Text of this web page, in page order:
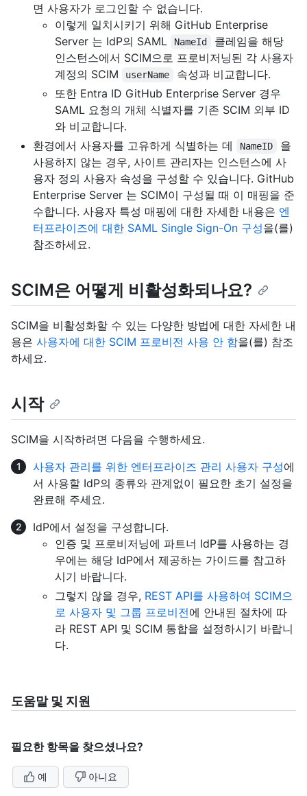
면 사용자가 로그인할 수 없습니다.
이렇게 일치시키기 위해 GitHub Enterprise
Server 는 IdP의 SAML
NameId
클레임을 해당
인스턴스에서 SCIM으로 프로비저닝된 각 사용자
계정의 SCIM
userName
속성과 비교합니다.
또한 Entra ID GitHub Enterprise Server 경우
SAML 요청의 개체 식별자를 기존 SCIM 외부 ID
와 비교합니다.
환경에서 사용자를 고유하게 식별하는 데
NameID
을
사용하지 않는 경우, 사이트 관리자는 인스턴스에 사
용자 정의 사용자 속성을 구성할 수 있습니다. GitHub
Enterprise Server 는 SCIM이 구성될 때 이 매핑을 준
수합니다. 사용자 특성 매핑에 대한 자세한 내용은 엔
터프라이즈에 대한 SAML Single Sign-On 구성을(를)
참조하세요.
SCIM은 어떻게 비활성화되나요?
SCIM을 비활성화할 수 있는 다양한 방법에 대한 자세한 내
용은 사용자에 대한 SCIM 프로비전 사용 안 함을(를) 참조
하세요.
시작
SCIM을 시작하려면 다음을 수행하세요.
사용자 관리를 위한 엔터프라이즈 관리 사용자 구성에
서 사용할 IdP의 종류와 관계없이 필요한 초기 설정을
완료해 주세요.
IdP에서 설정을 구성합니다.
인증 및 프로비저닝에 파트너 IdP를 사용하는 경
우에는 해당 IdP에서 제공하는 가이드를 참고하
시기 바랍니다.
그렇지 않을 경우, REST API를 사용하여 SCIM으
로 사용자 및 그룹 프로비전에 안내된 절차에 따
라 REST API 및 SCIM 통합을 설정하시기 바랍니
다.
도움말 및 지원
필요한 항목을 찾으셨나요?
예 아니요